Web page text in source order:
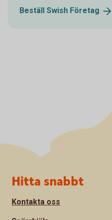
Beställ Swish Företag
Sidfot
Hitta snabbt
Kontakta oss